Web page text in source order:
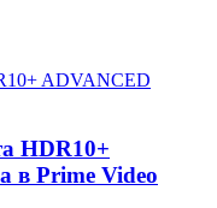
HDR10+
в Prime Video